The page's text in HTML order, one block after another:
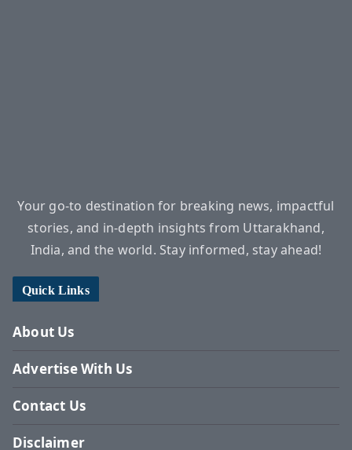
Your go-to destination for breaking news, impactful
stories, and in-depth insights from Uttarakhand,
India, and the world. Stay informed, stay ahead!
Quick Links
About Us
Advertise With Us
Contact Us
Disclaimer